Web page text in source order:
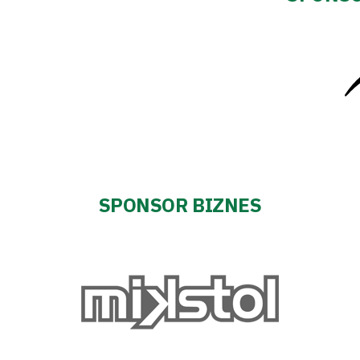
SPONSOR BIZNES